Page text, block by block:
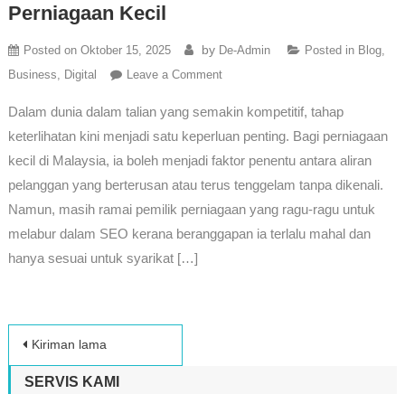
Perniagaan Kecil
Posted on Oktober 15, 2025 by De-Admin Posted in Blog,
Business
Digital Leave a Comment
Dalam dunia dalam talian yang semakin kompetitif, tahap
keterlihatan kini menjadi satu keperluan penting. Bagi perniagaan
kecil di Malaysia, ia boleh menjadi faktor penentu antara aliran
pelanggan yang berterusan atau terus tenggelam tanpa dikenali.
Namun, masih ramai pemilik perniagaan yang ragu-ragu untuk
melabur dalam SEO kerana beranggapan ia terlalu mahal dan
hanya sesuai untuk syarikat […]
Kiriman lama
SERVIS KAMI